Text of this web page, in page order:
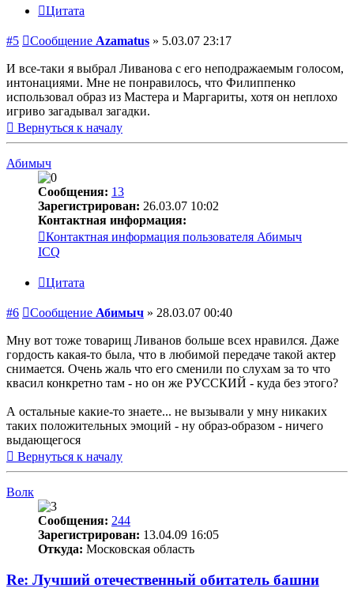
Цитата
#5 Сообщение Azamatus » 5.03.07 23:17
И все-таки я выбрал Ливанова с его неподражаемым голосом,
интонациями. Мне не понравилось, что Филиппенко
использовал образ из Мастера и Маргариты, хотя он неплохо
игриво загадывал загадки.
Вернуться к началу
Абимыч
Сообщения: 13
Зарегистрирован: 26.03.07 10:02
Контактная информация:
Контактная информация пользователя Абимыч
ICQ
Цитата
#6 Сообщение Абимыч » 28.03.07 00:40
Мну вот тоже товарищ Ливанов больше всех нравился. Даже
гордость какая-то была, что в любимой передаче такой актер
снимается. Очень жаль что его сменили по слухам за то что
квасил конкретно там - но он же РУССКИЙ - куда без этого?
А остальные какие-то знаете... не вызывали у мну никаких
таких положительных эмоций - ну образ-образом - ничего
выдающегося
Вернуться к началу
Волк
Сообщения: 244
Зарегистрирован: 13.04.09 16:05
Откуда: Московская область
Re: Лучший отечественный обитатель башни